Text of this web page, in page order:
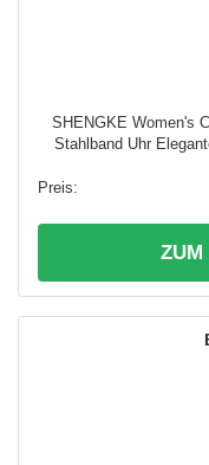
SHENGKE Women's
Stahlband Uhr
ZUM